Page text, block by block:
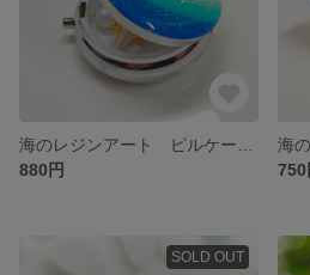
880円
750
SOLD OUT